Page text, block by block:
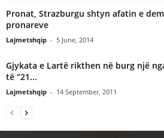
Pronat, Strazburgu shtyn afatin e
pronareve
Lajmetshqip - 5 June, 2014
Gjykata e Lartë rikthen në burg një
të “21...
Lajmetshqip - 14 September, 2011